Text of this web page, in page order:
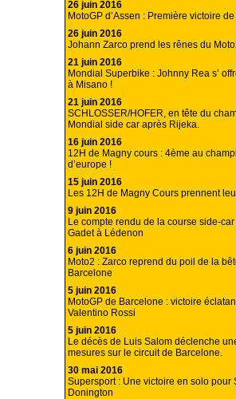
26 juin 2016
MotoGP d’Assen : Première victoire
26 juin 2016
Johann Zarco prend les rênes du
21 juin 2016
Mondial Superbike : Johnny Rea s’
à Misano !
21 juin 2016
SCHLOSSER/HOFER, en tête du
Mondial side car après Rijeka.
16 juin 2016
12H de Magny cours : 4ème au
d’europe !
15 juin 2016
Les 12H de Magny Cours prennent
9 juin 2016
Le compte rendu de la course side-
Gadet à Lédenon
6 juin 2016
Moto2 : Zarco reprend du poil de la
Barcelone
5 juin 2016
MotoGP de Barcelone : victoire
Valentino Rossi
5 juin 2016
Le décès de Luis Salom déclenche
mesures sur le circuit de Barcelone.
30 mai 2016
Supersport : Une victoire en solo pour
Donington